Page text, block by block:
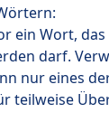
ein Wort,
darf.
nur eines
teilweise